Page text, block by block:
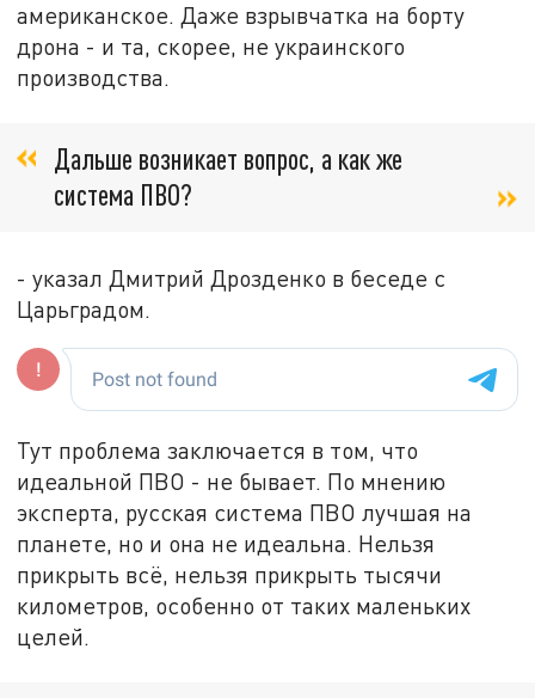
американское. Даже взрывчатка на борту
дрона - и та, скорее, не украинского
производства.
Дальше возникает вопрос, а как же
система ПВО?
- указал Дмитрий Дрозденко в беседе с
Царьградом.
Тут проблема заключается в том, что
идеальной ПВО - не бывает. По мнению
эксперта, русская система ПВО лучшая на
планете, но и она не идеальна. Нельзя
прикрыть всё, нельзя прикрыть тысячи
километров, особенно от таких маленьких
целей.